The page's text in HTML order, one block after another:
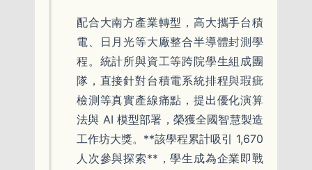
配合大南方產業轉型，高大攜手台積
電、日月光等大廠整合半導體封測學
程。統計所與資工等跨院學生組成團
隊，直接針對台積電系統排程與瑕疵
檢測等真實產線痛點，提出優化演算
法與 AI 模型部署，榮獲全國智慧製造
工作坊大獎。**該學程累計吸引 1,670
人次參與探索**，學生成為企業即戰